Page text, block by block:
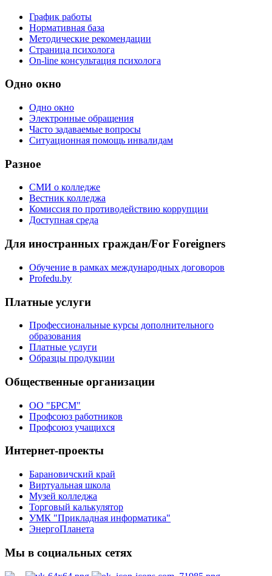
График работы
Нормативная база
Методические рекомендации
Страница психолога
On-line консультация психолога
Одно окно
Одно окно
Электронные обращения
Часто задаваемые вопросы
Ситуационная помощь инвалидам
Разное
СМИ о колледже
Вестник колледжа
Комиссия по противодействию коррупции
Доступная среда
Для иностранных граждан/For Foreigners
Обучение в рамках международных договоров
Profedu.by
Платные услуги
Профессиональные курсы дополнительного
образования
Платные услуги
Образцы продукции
Общественные организации
ОО "БРСМ"
Профсоюз работников
Профсоюз учащихся
Интернет-проекты
Барановичский край
Виртуальная школа
Музей колледжа
Торговый калькулятор
УМК "Прикладная информатика"
ЭнергоПланета
Мы в социальных сетях